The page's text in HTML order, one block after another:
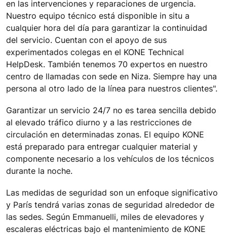
en las intervenciones y reparaciones de urgencia.
Nuestro equipo técnico está disponible in situ a
cualquier hora del día para garantizar la continuidad
del servicio. Cuentan con el apoyo de sus
experimentados colegas en el KONE Technical
HelpDesk. También tenemos 70 expertos en nuestro
centro de llamadas con sede en Niza. Siempre hay una
persona al otro lado de la línea para nuestros clientes".
Garantizar un servicio 24/7 no es tarea sencilla debido
al elevado tráfico diurno y a las restricciones de
circulación en determinadas zonas. El equipo KONE
está preparado para entregar cualquier material y
componente necesario a los vehículos de los técnicos
durante la noche.
Las medidas de seguridad son un enfoque significativo
y París tendrá varias zonas de seguridad alrededor de
las sedes. Según Emmanuelli, miles de elevadores y
escaleras eléctricas bajo el mantenimiento de KONE